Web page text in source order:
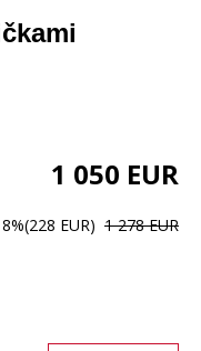
1 050 EUR
(228 EUR) 1 278 EUR